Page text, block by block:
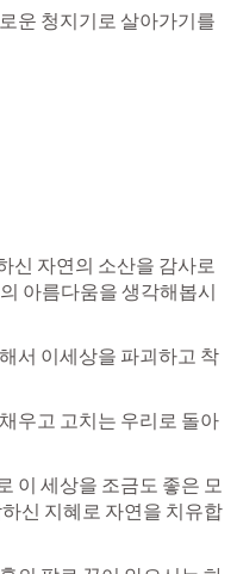
운 청지기로 살아가기를
신 자연의 소산을 감사로
아름다움을 생각해봅시
서 이세상을 파괴하고 착
우고 고치는 우리로 돌아
이 세상을 조금도 좋은 모
신 지혜로 자연을 치유합